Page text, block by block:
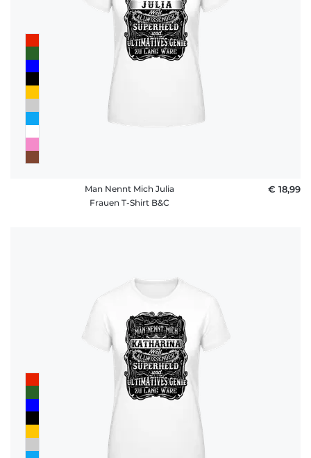
Man Nennt Mich Julia
Frauen T-Shirt B&C
€ 18,99